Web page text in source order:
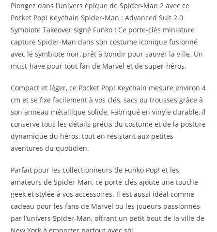
Plongez dans l’univers épique de Spider-Man 2 avec ce
Pocket Pop! Keychain Spider-Man : Advanced Suit 2.0
Symbiote Takeover signé Funko ! Ce porte-clés miniature
capture Spider-Man dans son costume iconique fusionné
avec le symbiote noir, prêt à bondir pour sauver la ville. Un
must-have pour tout fan de Marvel et de super-héros.
Compact et léger, ce Pocket Pop! Keychain mesure environ 4
cm et se fixe facilement à vos clés, sacs ou trousses grâce à
son anneau métallique solide. Fabriqué en vinyle durable, il
conserve tous les détails précis du costume et de la posture
dynamique du héros, tout en résistant aux petites
aventures du quotidien.
Parfait pour les collectionneurs de Funko Pop! et les
amateurs de Spider-Man, ce porte-clés ajoute une touche
geek et stylée à vos accessoires. Il est aussi idéal comme
cadeau pour les fans de Marvel ou les joueurs passionnés
par l’univers Spider-Man, offrant un petit bout de la ville de
New York à emporter partout avec soi.